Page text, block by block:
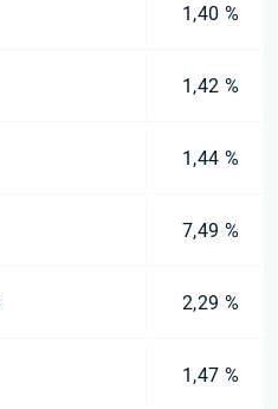
1,40 %
1,42 %
1,44 %
7,49 %
2,29 %
1,47 %